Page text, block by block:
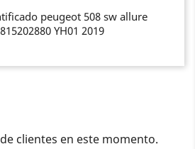
peugeot 508 sw allure
YH01 2019
clientes en este momento.